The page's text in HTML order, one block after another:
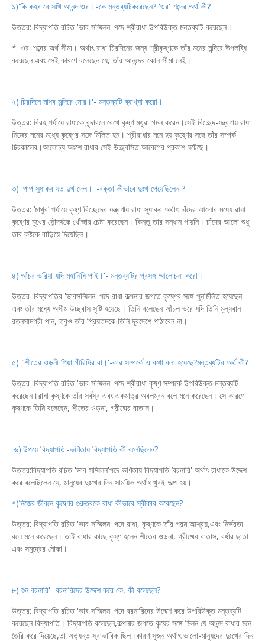
১)'কি কহব রে সখি আনন্দ ওর।'-কে মন্তব্যটিকরেছেন? 'ওর' শব্দের অর্থ কী?
উত্তর: বিদ্যাপতি রচিত 'ভাব সম্মিলন' পদে শ্রীরাধা উপরিউক্ত মন্তব্যটি করেছেন।
* 'ওর' শব্দের অর্থ সীমা। অর্থাৎ রাধা চিরদিনের জন্য শ্রীকৃষ্ণকে তাঁর মনের মন্দিরে উপলব্ধি
করেছেন এবং সেই কারণে বলেছেন যে, তাঁর আনন্দের কোন সীমা নেই।
২)'চিরদিনে মাধব মন্দিরে মোর।'- মন্তব্যটি ব্যাখ্যা করো।
উত্তর: বিরহ পর্যায়ে রাধাকে বৃন্দাবনে রেখে কৃষ্ণ মথুরা গমন করেন।সেই বিচ্ছেদ-যন্ত্রণায় রাধা
নিজের মনের মধ্যে কৃষ্ণের সঙ্গে মিলিত হন। শ্রীরাধার মনে হয় কৃষ্ণের সঙ্গে তাঁর সম্পর্ক
চিরকালের।আলোচ্য অংশে রাধার সেই উচ্ছ্বসিত আবেগের প্রকাশ ঘটেছে।
৩)' পাপ সুধাকর যত দুখ দেল।' -বক্তা কীভাবে দুঃখ পেয়েছিলেন ?
উত্তর: ‘মাথুর’ পর্যায়ে কৃষ্ণ বিচ্ছেদের যন্ত্রণায় রাধা সুধাকর অর্থাৎ চাঁদের আলোর মধ্যে রাধা
কৃষ্ণের মুখের সৌন্দর্যকে খোঁজার চেষ্টা করেছেন। কিন্তু তার সন্ধান পায়নি। চাঁদের আলো শুধু
তার কষ্টকে বাড়িয়ে দিয়েছিল।
৪)'আঁচর ভরিয়া যদি মহানিধি পাই।'- মন্তব্যটির প্রসঙ্গ আলোচনা করো।
উত্তর :বিদ্যাপতির 'ভাবসম্মিলন' পদে রাধা কল্পনার জগতে কৃষ্ণের সঙ্গে পুনর্মিলিত হয়েছেন
এবং তাঁর মধ্যে অসীম উচ্ছ্বাস সৃষ্টি হয়েছে। তিনি বলেছেন আঁচল ভরে যদি তিনি মূল্যবান
রত্নসামগ্রী পান, তবুও তাঁর প্রিয়তমকে তিনি দূরদেশে পাঠাবেন না।
৫) "শীতের ওড়নী পিয়া গীরিষির বা।'-কার সম্পর্কে এ কথা বলা হয়েছে?মন্তব্যটির অর্থ কী?
উত্তর :বিদ্যাপতি রচিত 'ভাব সম্মিলন' পদে শ্রীরাধা কৃষ্ণ সম্পর্কে উপরিউক্ত মন্তব্যটি
করেছেন।রাধা কৃষ্ণকে তাঁর সর্বস্ব এবং একমাত্র অবলম্বন বলে মনে করেছেন। সে কারণে
কৃষ্ণকে তিনি বলেছেন, শীতের ওড়না, গ্রীষ্মের বাতাস।
৬)'উপয়ে বিদ্যাপতি'-ভণিতায় বিদ্যাপতি কী বলেছিলেন?
উত্তর:বিদ্যাপতি রচিত 'ভাব সম্মিলন'পদে ভণিতায় বিদ্যাপতি ‘বরনারি' অর্থাৎ রাধাকে উদ্দেশ
করে বলেছিলেন যে, মানুষের দুঃখের দিন সাময়িক অর্থাৎ খুবই অল্প হয়।
৭)নিজের জীবনে কৃষ্ণের গুরুত্বকে রাধা কীভাবে স্বীকার করেছেন?
উত্তর: বিদ্যাপতি রচিত 'ভাব সম্মিলন' পদে রাধা, কৃষ্ণকে তাঁর পরম আশ্রয়,এবং নির্ভরতা
বলে মনে করেছেন। তাই রাধার কাছে কৃষ্ণ হলেন শীতের ওড়না, গ্রীষ্মের বাতাস, বর্ষার ছাতা
এবং সমুদ্রের নৌকা।
৮)'শুন বরনারি'- বরনারিদের উদ্দেশ করে কে, কী বলেছেন?
উত্তর: বিদ্যাপতি রচিত 'ভাব সম্মিলন' পদে বরনারিদের উদ্দেশ করে উপরিউক্ত মন্তব্যটি
করেছেন বিদ্যাপতি। বিদ্যাপতি বলেছেন,কল্পনার জগতে কৃয়ের সঙ্গে মিলন যে আনন্দ রাধার মনে
তৈরি করে দিয়েছে,তা অত্যন্ত স্বাভাবিক ছিল।কারণ সুজন অর্থাৎ ভালো-মানুষদের দুঃখের দিন